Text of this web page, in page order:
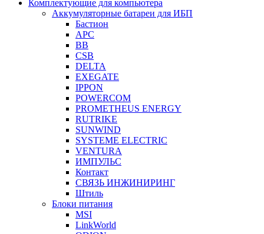
Комплектующие для компьютера
Аккумуляторные батареи для ИБП
Бастион
APC
BB
CSB
DELTA
EXEGATE
IPPON
POWERCOM
PROMETHEUS ENERGY
RUTRIKE
SUNWIND
SYSTEME ELECTRIC
VENTURA
ИМПУЛЬС
Контакт
СВЯЗЬ ИНЖИНИРИНГ
Штиль
Блоки питания
MSI
LinkWorld